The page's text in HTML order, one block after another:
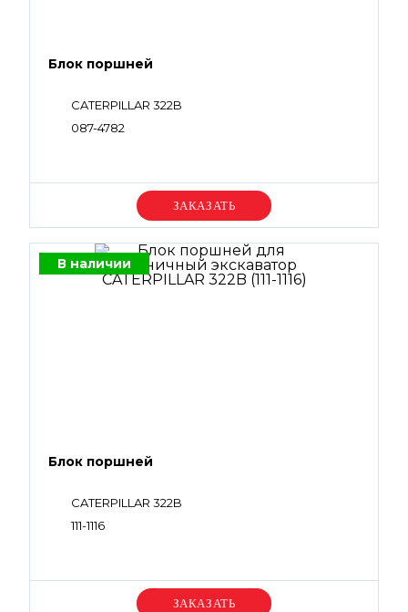
Блок поршней
CATERPILLAR 322B
087-4782
Уточняйте цену
В наличии
Блок поршней
CATERPILLAR 322B
111-1116
Уточняйте цену